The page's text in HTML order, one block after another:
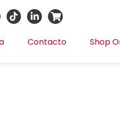
Contacto Shop